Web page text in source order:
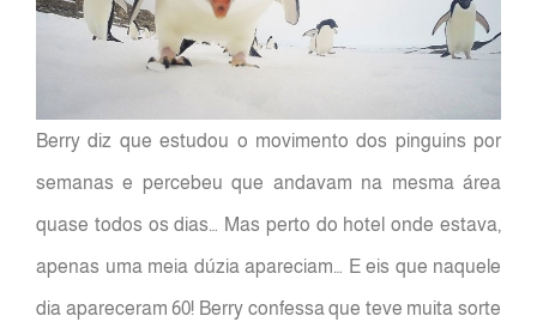
Berry diz que estudou o movimento dos pinguins por
semanas e percebeu que andavam na mesma área
quase todos os dias… Mas perto do hotel onde estava,
apenas uma meia dúzia apareciam… E eis que naquele
dia apareceram 60! Berry confessa que teve muita sorte